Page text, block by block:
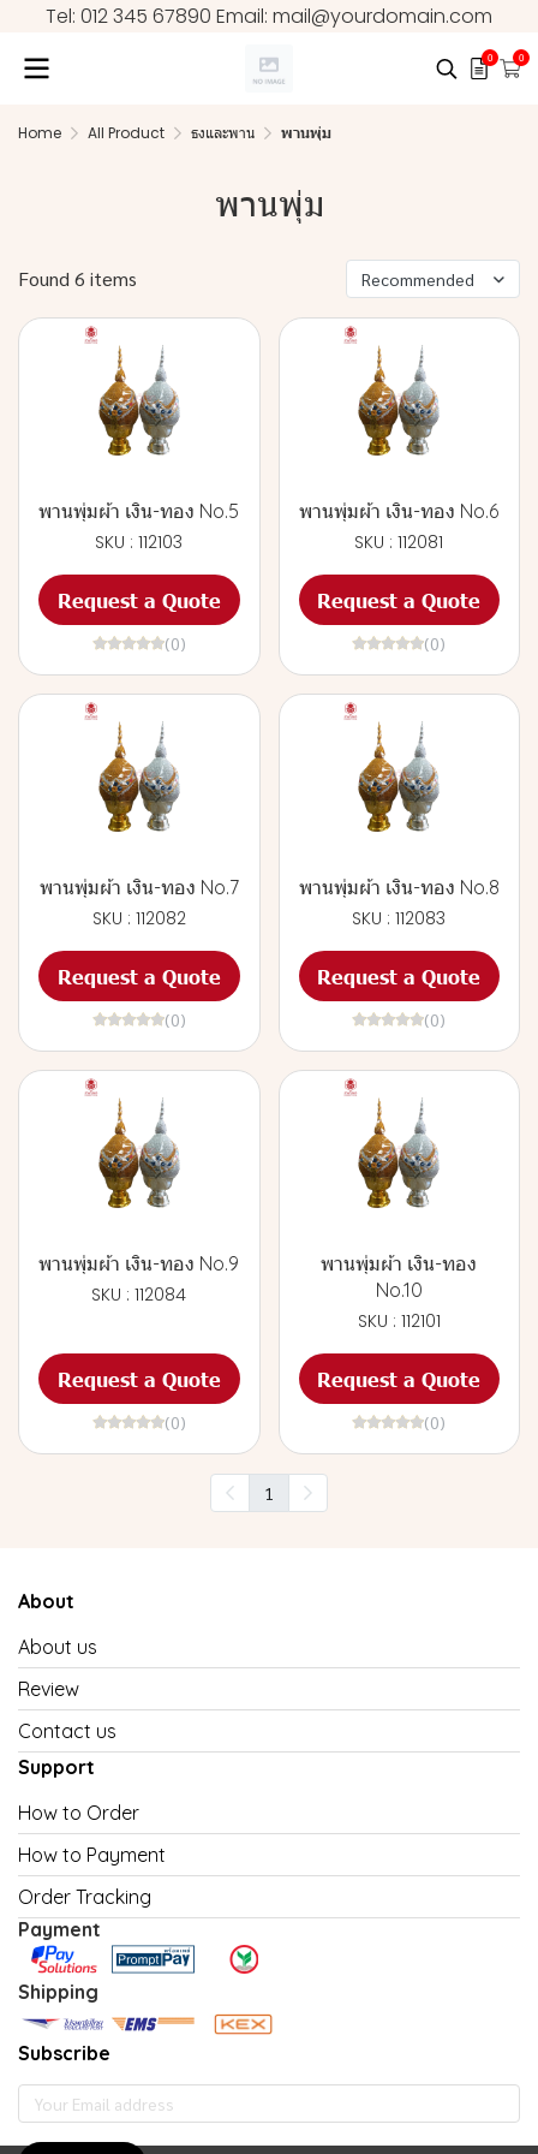
Tel: 012 345 67890 Email: mail@yourdomain.com
0 0
Home All Product ธงและพาน พานพุ่ม
พานพุ่ม
Found 6 items Recommended
พานพุ่มผ้า เงิน-ทอง No.5
SKU : 112103
Request a Quote
(0)
พานพุ่มผ้า เงิน-ทอง No.6
SKU : 112081
Request a Quote
(0)
พานพุ่มผ้า เงิน-ทอง No.7
SKU : 112082
Request a Quote
(0)
พานพุ่มผ้า เงิน-ทอง No.8
SKU : 112083
Request a Quote
(0)
พานพุ่มผ้า เงิน-ทอง No.9
SKU : 112084
Request a Quote
(0)
พานพุ่มผ้า เงิน-ทอง
No.10
SKU : 112101
Request a Quote
(0)
1
About
About us
Review
Contact us
Support
How to Order
How to Payment
Order Tracking
Payment
Shipping
Subscribe